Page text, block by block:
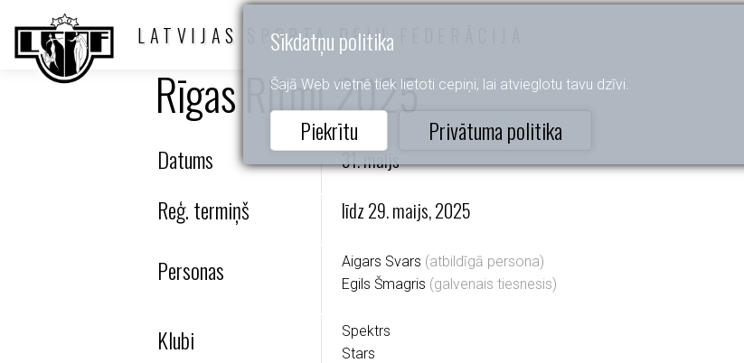
Sīkdatņu politika
Šajā Web vietnē tiek lietoti cepiņi, lai atvieglotu tavu dzīvi.
Piekrītu Privātuma politika
LATVIJAS SPORTA DEJU FEDERĀCIJA
Rīgas Ritmi 2025
Datums 31. maijs
Reģ. termiņš līdz 29. maijs, 2025
Personas Aigars Svars (atbildīgā persona)
Egils Šmagris (galvenais tiesnesis)
Klubi
Spektrs
Stars